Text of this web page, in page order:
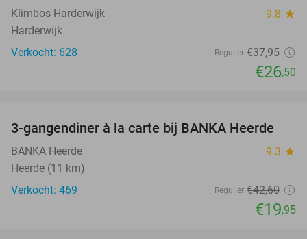
Klimbos Harderwijk 9.8 star
Harderwijk
Verkocht: 628
Regulier €37,95
€26,50
53%
3-gangendiner à la carte bij BANKA Heerde
BANKA Heerde 9.3 star
Heerde (11 km)
Verkocht: 469
Regulier €42,60
€19,95